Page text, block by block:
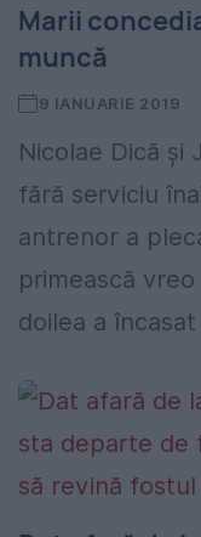
Marii
muncă
9 IANUARIE 2019
Nicolae Dică și
fără serviciu
antrenor a
primească
doilea a